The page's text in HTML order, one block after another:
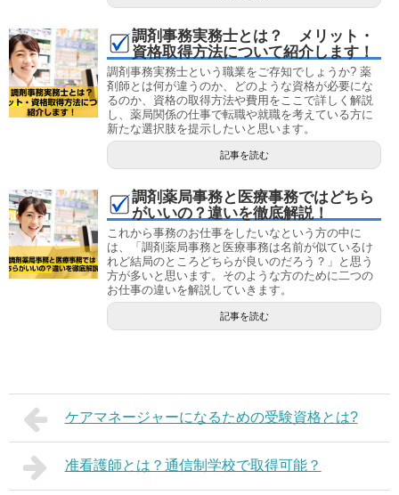
調剤事務実務士とは？ メリット・
資格取得方法について紹介します！
調剤事務実務士という職業をご存知でしょうか? 薬
剤師とは何が違うのか、どのような資格が必要にな
るのか、資格の取得方法や費用をここで詳しく解説
し、薬局関係の仕事で転職や就職を考えている方に
新たな選択肢を提示したいと思います。
記事を読む
調剤薬局事務と医療事務ではどちら
がいいの？違いを徹底解説！
これから事務のお仕事をしたいなという方の中に
は、「調剤薬局事務と医療事務は名前が似ているけ
れど結局のところどちらが良いのだろう？」と思う
方が多いと思います。そのような方のために二つの
お仕事の違いを解説していきます。
記事を読む
ケアマネージャーになるための受験資格とは?
准看護師とは？通信制学校で取得可能？